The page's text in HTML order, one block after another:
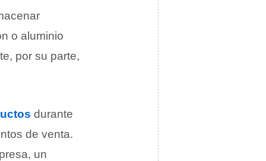
o aluminio
por su parte,
durante
de venta.
un